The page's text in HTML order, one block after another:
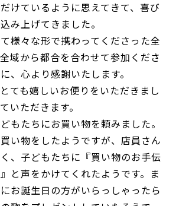
けているように思えてきて、喜び
み上げてきました。
様々な形で携わってくださった全
域から都合を合わせて参加くださ
、心より感謝いたします。
ても嬉しいお便りをいただきまし
いただきます。
もたちにお買い物を頼みました。
い物をしたようですが、店員さん
、子どもたちに『買い物のお手伝
と声をかけてくれたようです。ま
お誕生日の方がいらっしゃったら